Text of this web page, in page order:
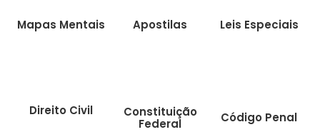
Mapas Mentais Apostilas Leis Especiais
Direito Civil
Constituição
Federal
Código Penal